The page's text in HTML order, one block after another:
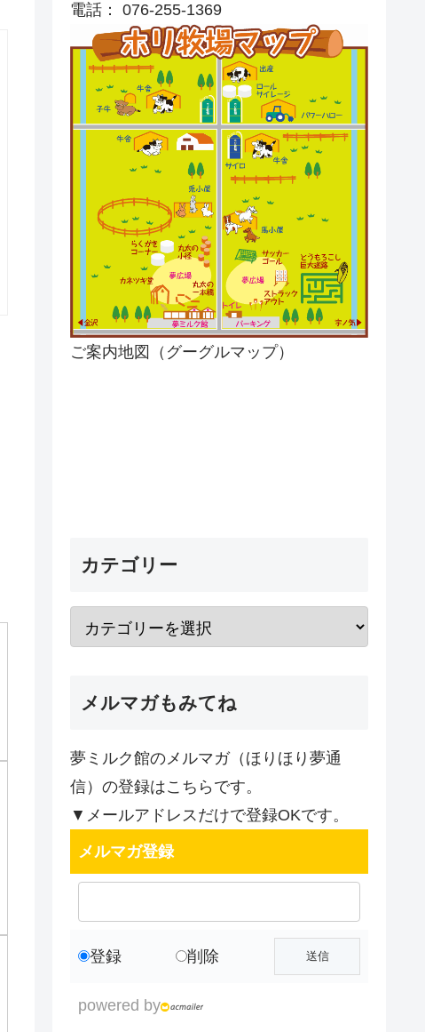
電話： 076-255-1369
ご案内地図（グーグルマップ）
カテゴリー
メルマガもみてね
夢ミルク館のメルマガ（ほりほり夢通
信）の登録はこちらです。
▼メールアドレスだけで登録OKです。
メルマガ登録
登録 削除
powered by